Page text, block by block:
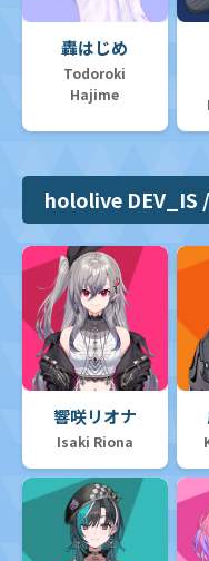
轟はじめ
Todoroki
Hajime
hololive DEV_IS
響咲リオナ
Isaki Riona